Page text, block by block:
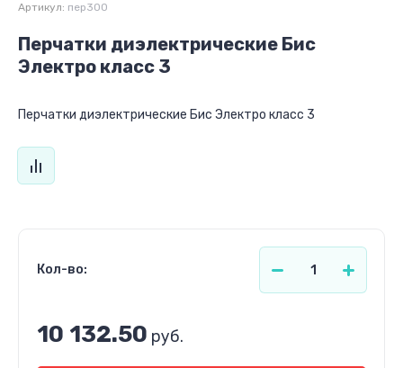
Артикул: пер300
Перчатки диэлектрические Бис
Электро класс 3
Перчатки диэлектрические Бис Электро класс 3
Кол-во:
10 132.50 руб.